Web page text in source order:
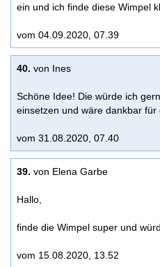
ein und ich finde diese Wimpel
vom 04.09.2020, 07.39
40. von Ines
Schöne Idee! Die würde ich
einsetzen und wäre dankbar für
vom 31.08.2020, 07.40
39. von Elena Garbe
Hallo,
finde die Wimpel super und
vom 15.08.2020, 13.52